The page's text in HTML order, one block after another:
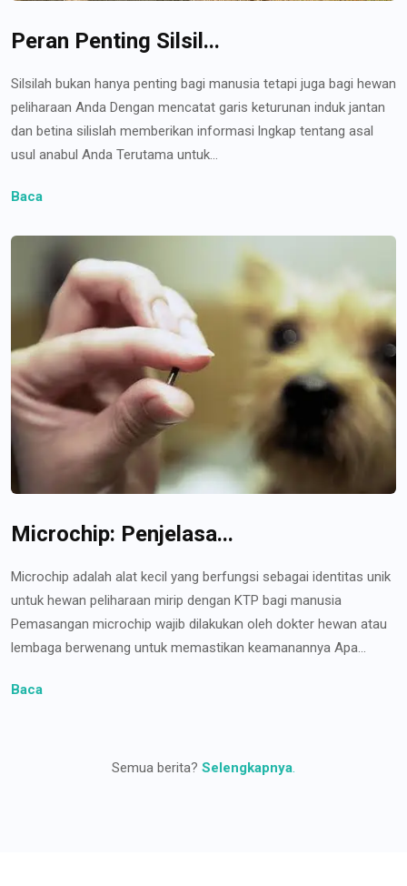
Peran Penting Silsil...
Silsilah bukan hanya penting bagi manusia tetapi juga bagi hewan
peliharaan Anda Dengan mencatat garis keturunan induk jantan
dan betina silislah memberikan informasi lngkap tentang asal
usul anabul Anda Terutama untuk...
Baca
Microchip: Penjelasa...
Microchip adalah alat kecil yang berfungsi sebagai identitas unik
untuk hewan peliharaan mirip dengan KTP bagi manusia
Pemasangan microchip wajib dilakukan oleh dokter hewan atau
lembaga berwenang untuk memastikan keamanannya Apa...
Baca
Semua berita? Selengkapnya